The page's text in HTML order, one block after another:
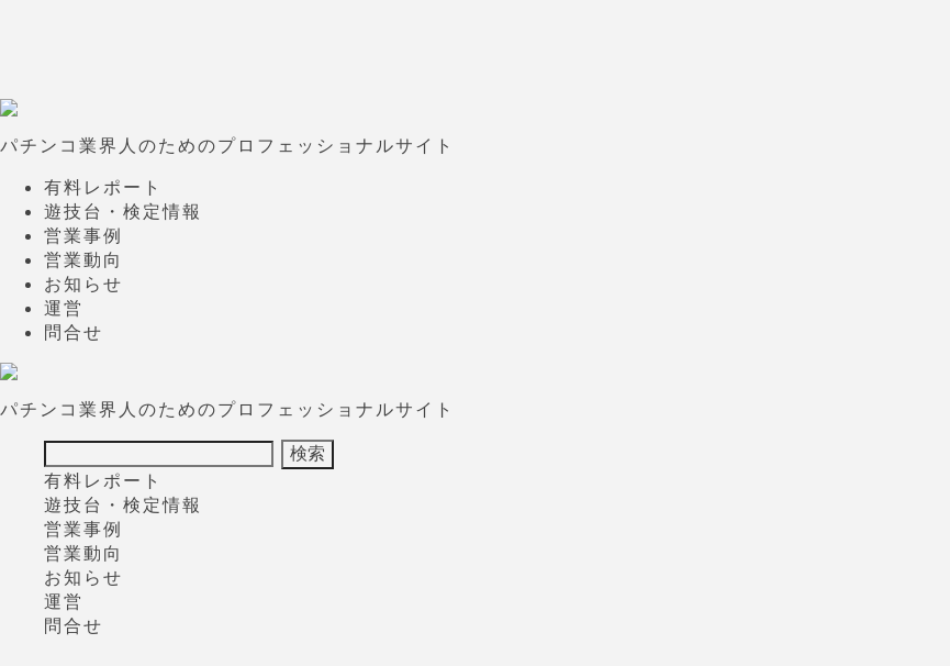
パチンコ業界人のためのプロフェッショナルサイト
有料レポート
遊技台・検定情報
営業事例
営業動向
お知らせ
運営
問合せ
パチンコ業界人のためのプロフェッショナルサイト
有料レポート
遊技台・検定情報
営業事例
営業動向
お知らせ
運営
問合せ